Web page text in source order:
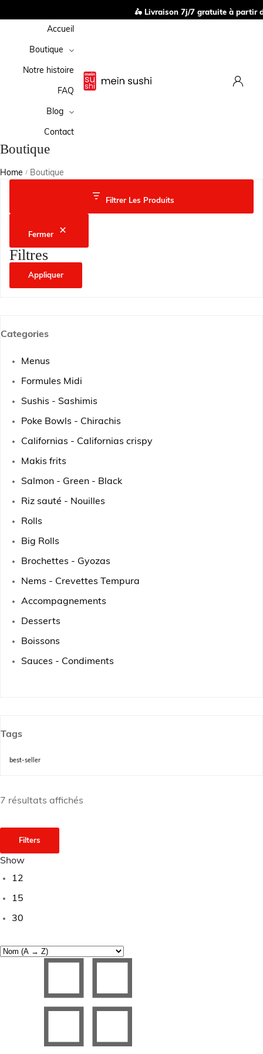
🛵 Livraison 7j/7 gratuite à partir
Accueil
Boutique
Notre histoire
FAQ
Blog
Contact
Boutique
Home / Boutique
Filtrer Les Produits
Fermer
Filtres
Appliquer
Categories
Menus
Formules Midi
Sushis - Sashimis
Poke Bowls - Chirachis
Californias - Californias crispy
Makis frits
Salmon - Green - Black
Riz sauté - Nouilles
Rolls
Big Rolls
Brochettes - Gyozas
Nems - Crevettes Tempura
Accompagnements
Desserts
Boissons
Sauces - Condiments
Tags
best-seller
7 résultats affichés
Filters
Show
12
15
30